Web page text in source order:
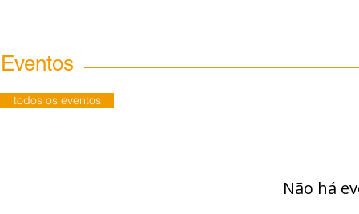
Eventos
todos os eventos
Não há